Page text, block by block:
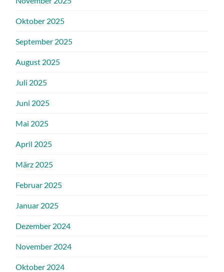
Oktober 2025
September 2025
August 2025
Juli 2025
Juni 2025
Mai 2025
April 2025
März 2025
Februar 2025
Januar 2025
Dezember 2024
November 2024
Oktober 2024